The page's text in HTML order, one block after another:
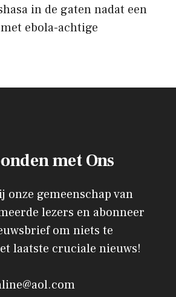
in de gaten nadat een
ebola-achtige
met Ons
onze gemeenschap van
lezers en abonneer
om niets te
laatste cruciale nieuws!